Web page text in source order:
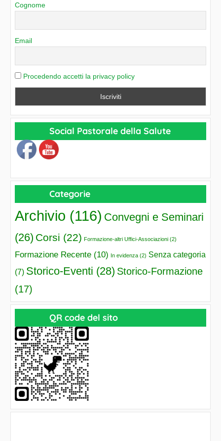
o
i
e
Cognome
Email
Procedendo accetti la privacy policy
Social Pastorale della Salute
Categorie
Archivio (116) Convegni e Seminari
(26) Corsi (22) Formazione-altri Uffici-Associazioni (2)
Formazione Recente (10) In evidenza (2) Senza categoria
(7) Storico-Eventi (28) Storico-Formazione
(17)
QR code del sito